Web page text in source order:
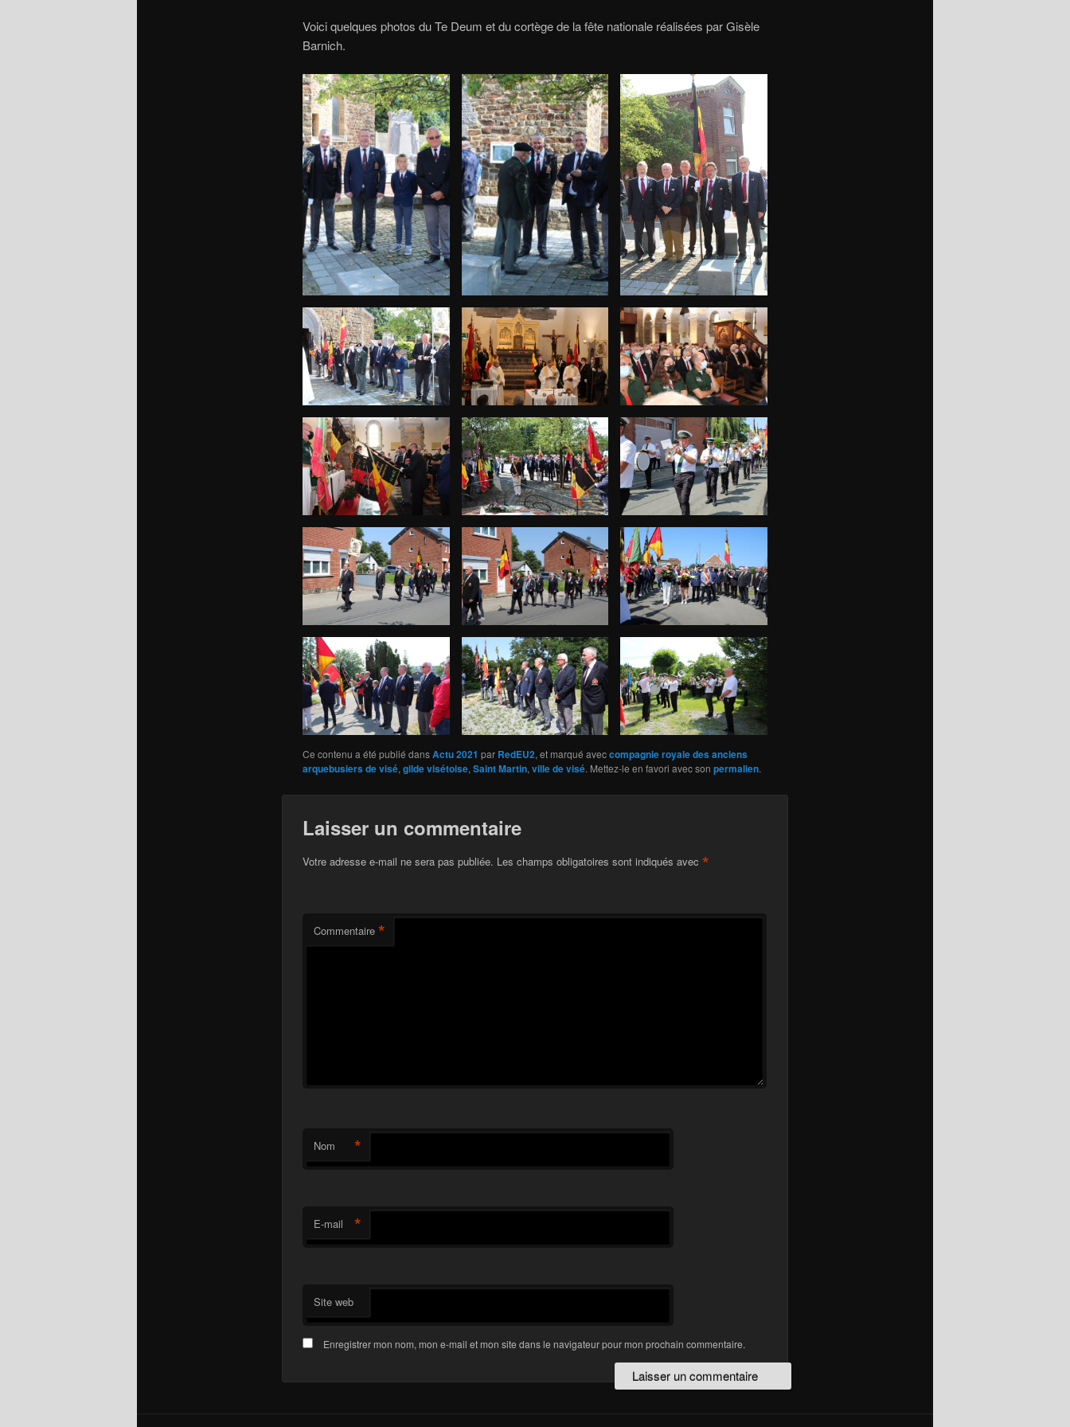
Voici quelques photos du Te Deum et du cortège de la fête nationale réalisées par Gisèle
Barnich.
Ce contenu a été publié dansActu 2021 par RedEU2, et marqué aveccompagnie royale des anciens
arquebusiers de visé, gilde visétoise, Saint Martin, ville de visé. Mettez-le en favori avec son permalien.
Laisser un commentaire
Votre adresse e-mail ne sera pas publiée. Les champs obligatoires sont indiqués avec *
Commentaire *
Nom *
E-mail *
Site web
Enregistrer mon nom, mon e-mail et mon site dans le navigateur pour mon prochain commentaire.